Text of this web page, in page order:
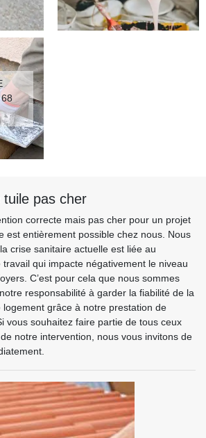
pas cher
correcte mais pas cher pour un projet
est entièrement possible chez nous. Nous
crise sanitaire actuelle est liée au
qui impacte négativement le niveau
C’est pour cela que nous sommes
responsabilité à garder la fiabilité de la
grâce à notre prestation de
vous souhaitez faire partie de tous ceux
notre intervention, nous vous invitons de